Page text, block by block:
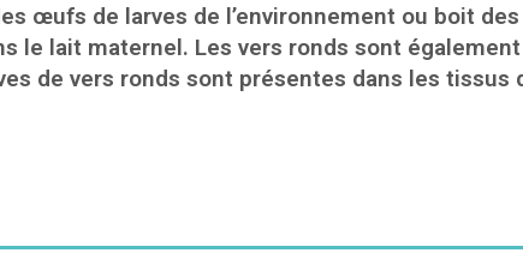
œufs de larves de l’environnement ou boit des
le lait maternel. Les vers ronds sont également
de vers ronds sont présentes dans les tissus